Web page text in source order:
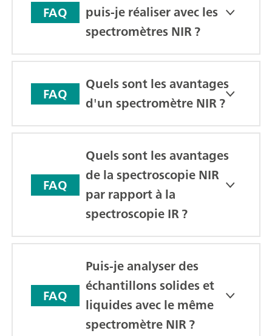
FAQ
puis-je réaliser avec les
spectromètres NIR ?
FAQ
Quels sont les avantages
d'un spectromètre NIR ?
FAQ
Quels sont les avantages
de la spectroscopie NIR
par rapport à la
spectroscopie IR ?
FAQ
Puis-je analyser des
échantillons solides et
liquides avec le même
spectromètre NIR ?